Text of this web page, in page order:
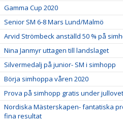
Gamma Cup 2020
Senior SM 6-8 Mars Lund/Malmö
Arvid Strömbeck anställd 50 % på
Nina Janmyr uttagen till landslaget
Silvermedalj på junior- SM i simhopp
Börja simhoppa våren 2020
Prova på simhopp gratis under
Nordiska Mästerskapen- fantatiska
fina resultat